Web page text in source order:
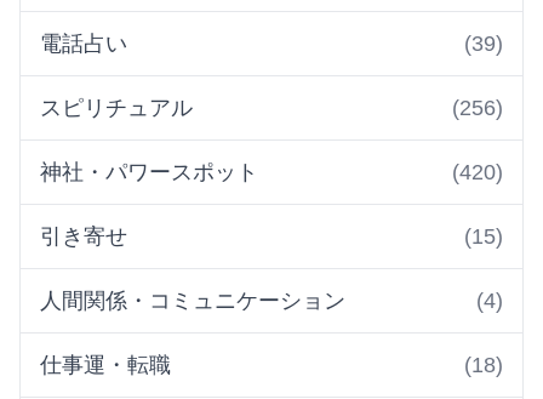
電話占い (39)
スピリチュアル (256)
神社・パワースポット (420)
引き寄せ (15)
人間関係・コミュニケーション (4)
仕事運・転職 (18)